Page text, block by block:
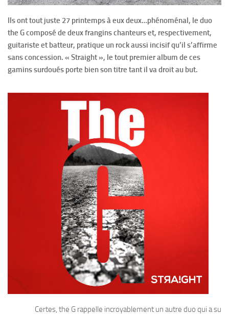
Ils ont tout juste 27 printemps à eux deux…phénoménal, le duo
the G composé de deux frangins chanteurs et, respectivement,
guitariste et batteur, pratique un rock aussi incisif qu’il s’affirme
sans concession. « Straight », le tout premier album de ces
gamins surdoués porte bien son titre tant il va droit au but.
Certes, the G rappelle incroyablement un autre duo qui a su